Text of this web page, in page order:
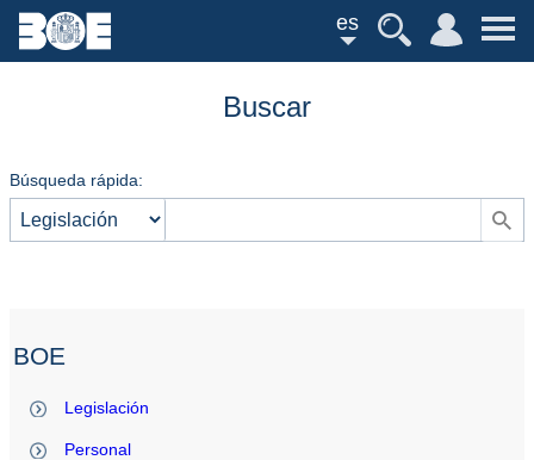
es
Buscar
Búsqueda rápida:
BOE
Legislación
Personal